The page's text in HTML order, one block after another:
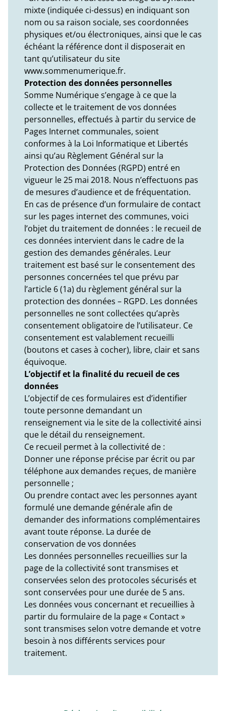
mixte (indiquée ci-dessus) en indiquant son
nom ou sa raison sociale, ses coordonnées
physiques et/ou électroniques, ainsi que le cas
échéant la référence dont il disposerait en
tant qu’utilisateur du site
www.sommenumerique.fr.
Protection des données personnelles
Somme Numérique s’engage à ce que la
collecte et le traitement de vos données
personnelles, effectués à partir du service de
Pages Internet communales, soient
conformes à la Loi Informatique et Libertés
ainsi qu’au Règlement Général sur la
Protection des Données (RGPD) entré en
vigueur le 25 mai 2018. Nous n’effectuons pas
de mesures d’audience et de fréquentation.
En cas de présence d’un formulaire de contact
sur les pages internet des communes, voici
l’objet du traitement de données : le recueil de
ces données intervient dans le cadre de la
gestion des demandes générales. Leur
traitement est basé sur le consentement des
personnes concernées tel que prévu par
l’article 6 (1a) du règlement général sur la
protection des données – RGPD. Les données
personnelles ne sont collectées qu’après
consentement obligatoire de l’utilisateur. Ce
consentement est valablement recueilli
(boutons et cases à cocher), libre, clair et sans
équivoque.
L’objectif et la finalité du recueil de ces
données
L’objectif de ces formulaires est d’identifier
toute personne demandant un
renseignement via le site de la collectivité ainsi
que le détail du renseignement.
Ce recueil permet à la collectivité de :
Donner une réponse précise par écrit ou par
téléphone aux demandes reçues, de manière
personnelle ;
Ou prendre contact avec les personnes ayant
formulé une demande générale afin de
demander des informations complémentaires
avant toute réponse. La durée de
conservation de vos données
Les données personnelles recueillies sur la
page de la collectivité sont transmises et
conservées selon des protocoles sécurisés et
sont conservées pour une durée de 5 ans.
Les données vous concernant et recueillies à
partir du formulaire de la page « Contact »
sont transmises selon votre demande et votre
besoin à nos différents services pour
traitement.